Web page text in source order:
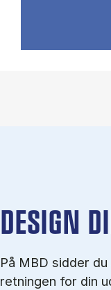
DESIGN
På MBD sidder
retningen for din